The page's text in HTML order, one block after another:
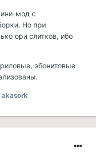
то изменения в этой
крафту. Уже
стеклянную и
крафта так,
а как в
мод с
Но при
ори слитков, ибо
эбонитовые
akasork